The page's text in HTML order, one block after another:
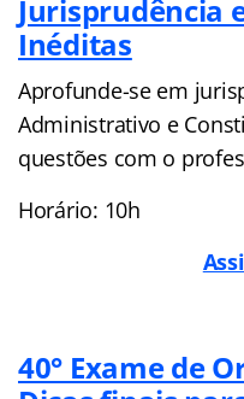
Jurisprudência
Inéditas
Aprofunde-se em
Administrativo e
questões com o
Horário: 10h
40° Exame de